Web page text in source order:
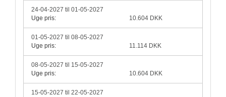
24-04-2027 til 01-05-2027
Uge pris:
10.604 DKK
01-05-2027 til 08-05-2027
Uge pris:
11.114 DKK
08-05-2027 til 15-05-2027
Uge pris:
10.604 DKK
15-05-2027 til 22-05-2027